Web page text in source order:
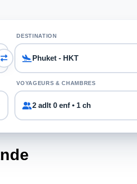
DESTINATION
VOYAGEURS & CHAMBRES
2 adlt 0 enf • 1 ch